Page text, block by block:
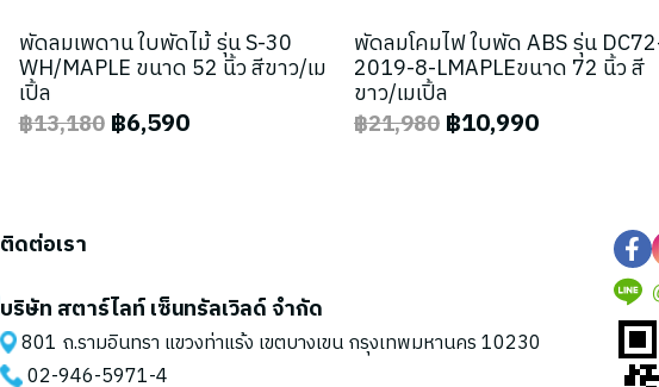
พัดลมเพดาน ใบพัดไม้ รุ่น S-30
WH/MAPLE ขนาด 52 นิ้ว สีขาว/เม
เปิ้ล
฿13,180 ฿6,590
พัดลมโคมไฟ ใบพัด ABS รุ่น
2019-8-LMAPLEขนาด 72 นิ้ว สี
ขาว/เมเปิ้ล
฿21,980 ฿10,990
ติดต่อเรา
บริษัท สตาร์ไลท์ เซ็นทรัลเวิลด์ จำกัด
801 ถ.รามอินทรา แขวงท่าแร้ง เขตบางเขน กรุงเทพมหานคร 10230
02-946-5971-4